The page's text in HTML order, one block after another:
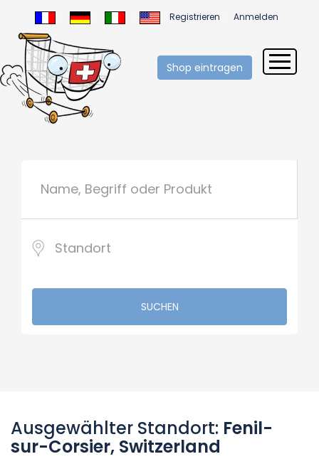
Registrieren Anmelden
Shop eintragen
SUCHEN
Ausgewählter Standort: Fenil-
sur-Corsier, Switzerland